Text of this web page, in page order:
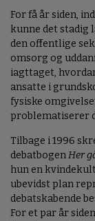
For få år siden,
kunne det stadig
den offentlige
omsorg og
iagttaget,
ansatte i
fysiske
problematiserer
Tilbage i 1996
debatbogenHer
hun en
ubevidst plan
debatskabende
For et par år